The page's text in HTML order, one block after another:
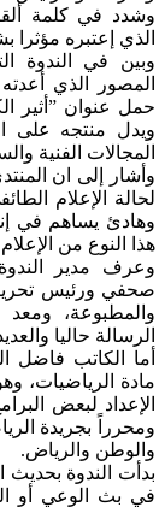
وشدد في كلمة
الذي إعتبره مؤثرا
وبين في الندوة
المصور الذي
حمل عنوان ”أثير
ويدل منتجه على
المجالات الفنية
وأشار إلى ان
لحالة الإعلام
وهادئ يساهم في
هذا النوع من الإعلام
وعرف مدير
صحفي ورئيس
والمطبوعة، ومعد
الرسالة حاليا
أما الكاتب فاضل
مادة الرياضيات،
الإعداد لبعض
ومحرراً بجريدة
والوطن والرياض.
بدأت الندوة
في بث الوعي أو